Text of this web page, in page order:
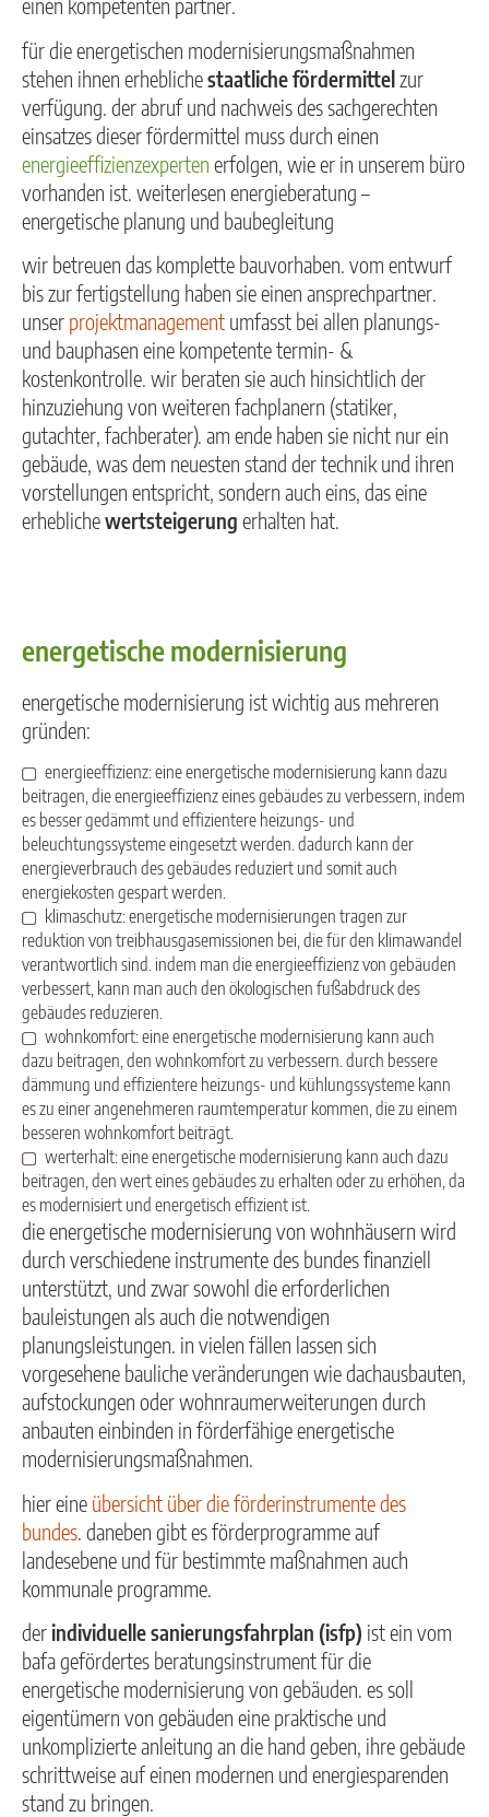
einen kompetenten partner.
für die energetischen modernisierungsmaßnahmen
stehen ihnen erheblichestaatliche fördermittelzur
verfügung. der abruf und nachweis des sachgerechten
einsatzes dieser fördermittel muss durch einen
energieeffizienzexperten erfolgen, wie er in unserem büro
vorhanden ist. weiterlesen energieberatung –
energetische planung und baubegleitung
wir betreuen das komplette bauvorhaben. vom entwurf
bis zur fertigstellung haben sie einen ansprechpartner.
unser projektmanagement umfasst bei allen planungs-
und bauphasen eine kompetente termin- &
kostenkontrolle. wir beraten sie auch hinsichtlich der
hinzuziehung von weiteren fachplanern (statiker,
gutachter, fachberater). am ende haben sie nicht nur ein
gebäude, was dem neuesten stand der technik und ihren
vorstellungen entspricht, sondern auch eins, das eine
erheblichewertsteigerung erhalten hat.
energetische modernisierung
energetische modernisierung ist wichtig aus mehreren
gründen:
energieeffizienz: eine energetische modernisierung kann dazu
beitragen, die energieeffizienz eines gebäudes zu verbessern, indem
es besser gedämmt und effizientere heizungs- und
beleuchtungssysteme eingesetzt werden. dadurch kann der
energieverbrauch des gebäudes reduziert und somit auch
energiekosten gespart werden.
klimaschutz: energetische modernisierungen tragen zur
reduktion von treibhausgasemissionen bei, die für den klimawandel
verantwortlich sind. indem man die energieeffizienz von gebäuden
verbessert, kann man auch den ökologischen fußabdruck des
gebäudes reduzieren.
wohnkomfort: eine energetische modernisierung kann auch
dazu beitragen, den wohnkomfort zu verbessern. durch bessere
dämmung und effizientere heizungs- und kühlungssysteme kann
es zu einer angenehmeren raumtemperatur kommen, die zu einem
besseren wohnkomfort beiträgt.
werterhalt: eine energetische modernisierung kann auch dazu
beitragen, den wert eines gebäudes zu erhalten oder zu erhöhen, da
es modernisiert und energetisch effizient ist.
die energetische modernisierung von wohnhäusern wird
durch verschiedene instrumente des bundes finanziell
unterstützt, und zwar sowohl die erforderlichen
bauleistungen als auch die notwendigen
planungsleistungen. in vielen fällen lassen sich
vorgesehene bauliche veränderungen wie dachausbauten,
aufstockungen oder wohnraumerweiterungen durch
anbauten einbinden in förderfähige energetische
modernisierungsmaßnahmen.
hier eine übersicht über die förderinstrumente des
bundes . daneben gibt es förderprogramme auf
landesebene und für bestimmte maßnahmen auch
kommunale programme.
derindividuelle sanierungsfahrplan (isfp) ist ein vom
bafa gefördertes beratungsinstrument für die
energetische modernisierung von gebäuden. es soll
eigentümern von gebäuden eine praktische und
unkomplizierte anleitung an die hand geben, ihre gebäude
schrittweise auf einen modernen und energiesparenden
stand zu bringen.